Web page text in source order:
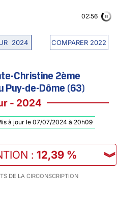
2024 COMPARER 2022
02:56
Christine 2ème
Puy-de-Dôme (63)
- 2024
à jour le 07/07/2024 à 20h09
: 12,39 % ︾
DE LA CIRCONSCRIPTION